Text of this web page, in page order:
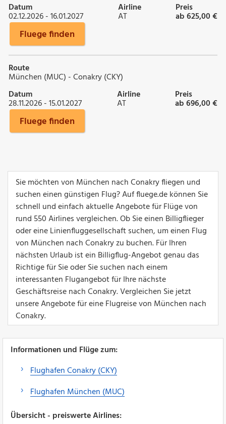
Datum
02.12.2026 - 16.01.2027
Airline
AT
Preis
ab 625,00 €
Fluege finden
Route
München (MUC) - Conakry (CKY)
Datum
28.11.2026 - 15.01.2027
Airline
AT
Preis
ab 696,00 €
Fluege finden
Sie möchten von München nach Conakry fliegen und
suchen einen günstigen Flug? Auf fluege.de können Sie
schnell und einfach aktuelle Angebote für Flüge von
rund 550 Airlines vergleichen. Ob Sie einen Billigflieger
oder eine Linienfluggesellschaft suchen, um einen Flug
von München nach Conakry zu buchen. Für Ihren
nächsten Urlaub ist ein Billigflug-Angebot genau das
Richtige für Sie oder Sie suchen nach einem
interessanten Flugangebot für Ihre nächste
Geschäftsreise nach Conakry. Vergleichen Sie jetzt
unsere Angebote für eine Flugreise von München nach
Conakry.
Informationen und Flüge zum:
Flughafen Conakry (CKY)
Flughafen München (MUC)
Übersicht - preiswerte Airlines: